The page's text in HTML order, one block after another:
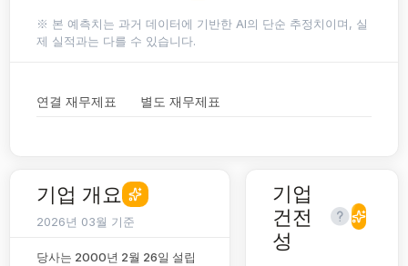
※ 본 예측치는 과거 데이터에 기반한 AI의 단순 추정치이며, 실
제 실적과는 다를 수 있습니다.
연결 재무제표 별도 재무제표
기업 개요
2026년 03월 기준
당사는 2000년 2월 26일 설립
기업
건전
성